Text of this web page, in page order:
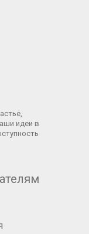
идеи в